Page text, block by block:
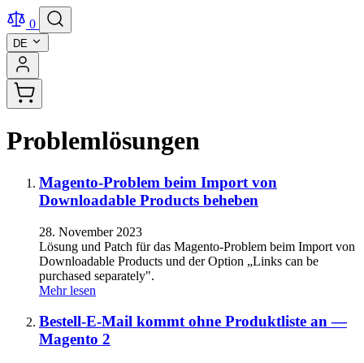
0
DE
Problemlösungen
Magento-Problem beim Import von
Downloadable Products beheben
28. November 2023
Lösung und Patch für das Magento-Problem beim Import von
Downloadable Products und der Option „Links can be
purchased separately".
Mehr lesen
Bestell-E-Mail kommt ohne Produktliste an —
Magento 2